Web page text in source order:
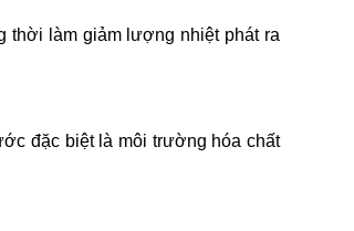
thời làm giảm lượng nhiệt phát ra
đặc biệt là môi trường hóa chất